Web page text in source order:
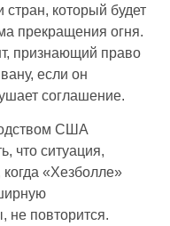
который будет
прекращения огня.
признающий право
если он
соглашение.
США
что ситуация,
«Хезболле»
не повторится.